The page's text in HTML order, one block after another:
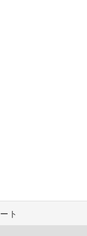
ート